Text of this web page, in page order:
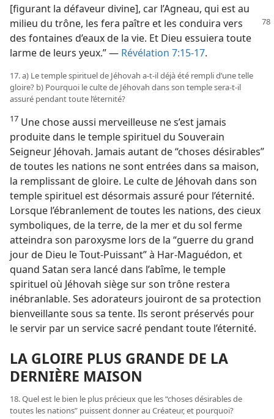
[figurant la défaveur divine], car l’Agneau, qui est au
milieu du trône, les fera paître et les conduira vers
des fontaines d’eaux de la vie. Et Dieu essuiera toute
larme de leurs yeux.” — Révélation 7:15-17.
17. a) Le temple spirituel de Jéhovah a-​t-​il déjà été rempli d’une telle
gloire? b) Pourquoi le culte de Jéhovah dans son temple sera-​t-​il
assuré pendant toute l’éternité?
17 Une chose aussi merveilleuse ne s’est jamais
produite dans le temple spirituel du Souverain
Seigneur Jéhovah. Jamais autant de “choses désirables”
de toutes les nations ne sont entrées dans sa maison,
la remplissant de gloire. Le culte de Jéhovah dans son
temple spirituel est désormais assuré pour l’éternité.
Lorsque l’ébranlement de toutes les nations, des cieux
symboliques, de la terre, de la mer et du sol ferme
atteindra son paroxysme lors de la “guerre du grand
jour de Dieu le Tout-Puissant” à Har-Maguédon, et
quand Satan sera lancé dans l’abîme, le temple
spirituel où Jéhovah siège sur son trône restera
inébranlable. Ses adorateurs jouiront de sa protection
bienveillante sous sa tente. Ils seront préservés pour
le servir par un service sacré pendant toute l’éternité.
LA GLOIRE PLUS GRANDE DE LA
DERNIÈRE MAISON
18. Quel est le bien le plus précieux que les “choses désirables de
toutes les nations” puissent donner au Créateur, et pourquoi?